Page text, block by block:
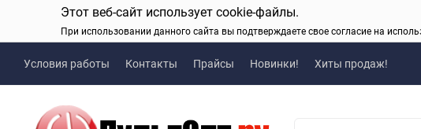
Этот веб-сайт использует cookie-файлы.
При использовании данного сайта вы подтверждаете свое согласие на
Условия работы Контакты Прайсы Новинки! Хиты продаж!